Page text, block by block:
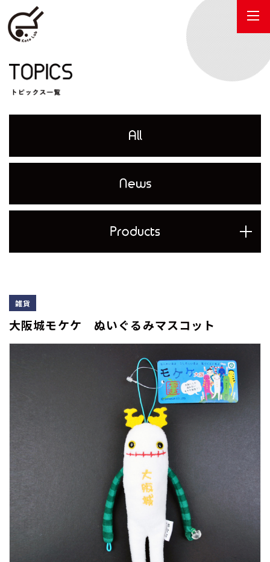
雑貨
大阪城モケケ ぬいぐるみマスコット